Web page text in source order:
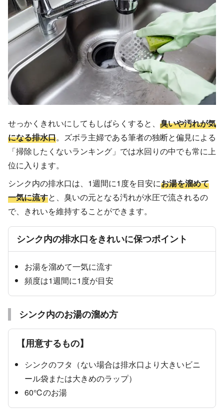
せっかくきれいにしてもしばらくすると、 臭いや汚れが気
になる排水口。ズボラ主婦である筆者の独断と偏見による
「掃除したくないランキング」では水回りの中でも常に上
位に入ります。
シンク内の排水口は、1週間に1度を目安にお湯を溜めて
一気に流すと、臭いの元となる汚れが水圧で流されるの
で、きれいを維持することができます。
シンク内の排水口をきれいに保つポイント
お湯を溜めて一気に流す
頻度は1週間に1度が目安
シンク内のお湯の溜め方
【用意するもの】
シンクのフタ（ない場合は排水口より大きいビニ
ール袋または大きめのラップ）
60℃のお湯